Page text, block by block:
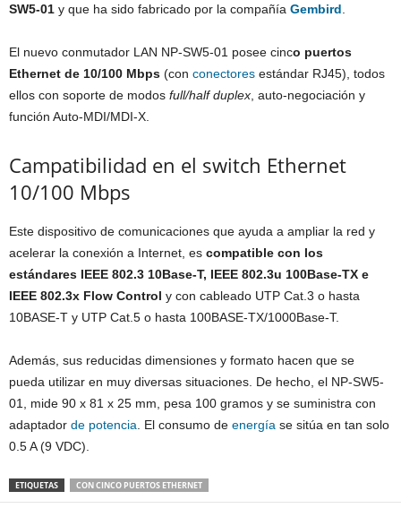
SW5-01 y que ha sido fabricado por la compañía Gembird
El nuevo conmutador LAN NP-SW5-01 posee cinco puertos
Ethernet de 10/100 Mbps (con conectores estándar RJ45), todos
ellos con soporte de modos full/half duplex , auto-negociación y
función Auto-MDI/MDI-X.
Campatibilidad en el switch Ethernet
10/100 Mbps
Este dispositivo de comunicaciones que ayuda a ampliar la red y
acelerar la conexión a Internet, es compatible con los
estándares IEEE 802.3 10Base-T, IEEE 802.3u 100Base-TX e
IEEE 802.3x Flow Control y con cableado UTP Cat.3 o hasta
10BASE-T y UTP Cat.5 o hasta 100BASE-TX/1000Base-T.
Además, sus reducidas dimensiones y formato hacen que se
pueda utilizar en muy diversas situaciones. De hecho, el NP-SW5-
01, mide 90 x 81 x 25 mm, pesa 100 gramos y se suministra con
adaptador de potencia . El consumo de energía se sitúa en tan solo
0.5 A (9 VDC).
ETIQUETAS CON CINCO PUERTOS ETHERNET